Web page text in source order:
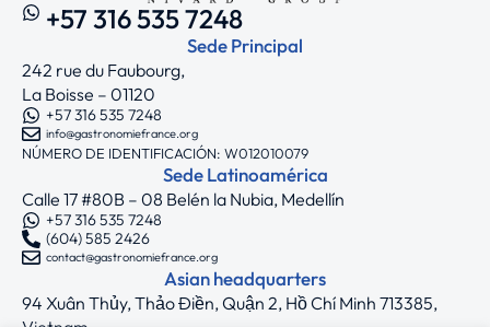
+57 316 535 7248
Sede Principal
242 rue du Faubourg,
La Boisse – 01120
+57 316 535 7248
info@gastronomiefrance.org
NÚMERO DE IDENTIFICACIÓN: W012010079
Sede Latinoamérica
Calle 17 #80B – 08 Belén la Nubia, Medellín
+57 316 535 7248
(604) 585 2426
contact@gastronomiefrance.org
Asian headquarters
94 Xuân Thủy, Thảo Điền, Quận 2, Hồ Chí Minh 713385,